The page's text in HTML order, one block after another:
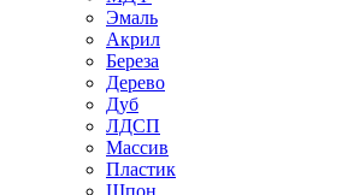
Эмаль
Акрил
Береза
Дерево
Дуб
ЛДСП
Массив
Пластик
Шпон